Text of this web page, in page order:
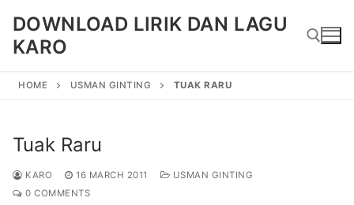
content
DOWNLOAD LIRIK DAN LAGU
KARO
HOME USMAN GINTING TUAK RARU
Tuak Raru
KARO 16 MARCH 2011
USMAN GINTING
0 COMMENTS